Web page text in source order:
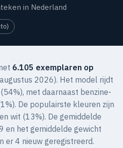
in Nederland
6.105 exemplaren op
2026). Het model rijdt
met daarnaast benzine-
De populairste kleuren zijn
wit (13%). De gemiddelde
en het gemiddelde gewicht
er 4 nieuw geregistreerd.